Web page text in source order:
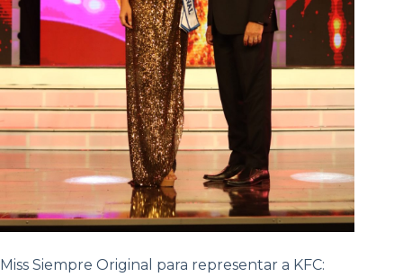
Miss Siempre Original para representar a KFC: